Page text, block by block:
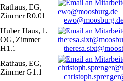
Rathaus, EG,
Zimmer R0.01
ewo@moosburg.de
Huber-Haus, 1.
OG, Zimmer
H1.1
Rathaus, EG,
Zimmer G1.1